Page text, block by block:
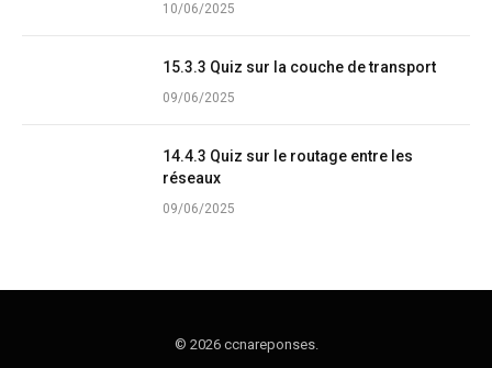
10/06/2025
15.3.3 Quiz sur la couche de transport
09/06/2025
14.4.3 Quiz sur le routage entre les
réseaux
09/06/2025
© 2026 ccnareponses.